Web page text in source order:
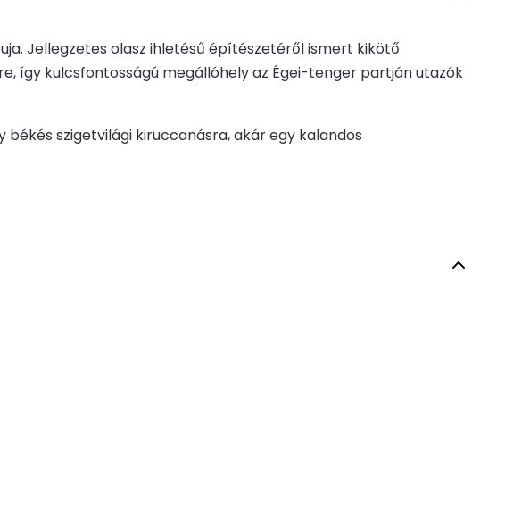
Jellegzetes olasz ihletésű építészetéről ismert kikötő
így kulcsfontosságú megállóhely az Égei-tenger partján utazók
szigetvilági kiruccanásra, akár egy kalandos